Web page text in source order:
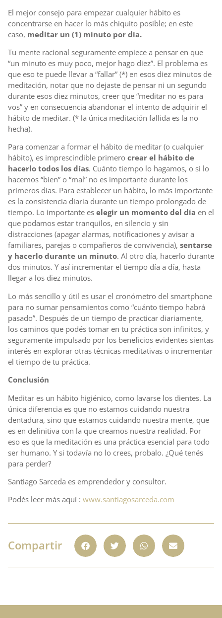
El mejor consejo para empezar cualquier hábito es
concentrarse en hacer lo más chiquito posible; en este
caso, meditar un (1) minuto por día.
Tu mente racional seguramente empiece a pensar en que
“un minuto es muy poco, mejor hago diez”. El problema es
que eso te puede llevar a “fallar” (*) en esos diez minutos de
meditación, notar que no dejaste de pensar ni un segundo
durante esos diez minutos, creer que “meditar no es para
vos” y en consecuencia abandonar el intento de adquirir el
hábito de meditar. (* la única meditación fallida es la no
hecha).
Para comenzar a formar el hábito de meditar (o cualquier
hábito), es imprescindible primero crear el hábito de
hacerlo todos los días. Cuánto tiempo lo hagamos, o si lo
hacemos “bien” o “mal” no es importante durante los
primeros días. Para establecer un hábito, lo más importante
es la consistencia diaria durante un tiempo prolongado de
tiempo. Lo importante es elegir un momento del día en el
que podamos estar tranquilos, en silencio y sin
distracciones (apagar alarmas, notificaciones y avisar a
familiares, parejas o compañeros de convivencia), sentarse
y hacerlo durante un minuto. Al otro día, hacerlo durante
dos minutos. Y así incrementar el tiempo día a día, hasta
llegar a los diez minutos.
Lo más sencillo y útil es usar el cronómetro del smartphone
para no sumar pensamientos como “cuánto tiempo habrá
pasado”. Después de un tiempo de practicar diariamente,
los caminos que podés tomar en tu práctica son infinitos, y
seguramente impulsado por los beneficios evidentes sientas
interés en explorar otras técnicas meditativas o incrementar
el tiempo de tu práctica.
Conclusión
Meditar es un hábito higiénico, como lavarse los dientes. La
única diferencia es que no estamos cuidando nuestra
dentadura, sino que estamos cuidando nuestra mente, que
es en definitiva con la que creamos nuestra realidad. Por
eso es que la meditación es una práctica esencial para todo
ser humano. Y si todavía no lo crees, probalo. ¿Qué tenés
para perder?
Santiago Sarceda es emprendedor y consultor.
Podés leer más aquí : www.santiagosarceda.com
Compartir